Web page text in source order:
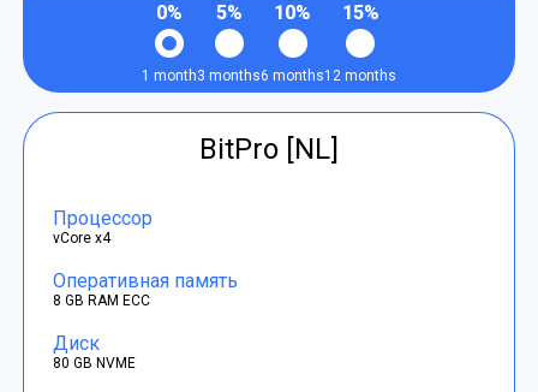
0%
1 month
5%
3 months
10%
6 months
15%
12 months
BitPro [NL]
Процессор
vCore x4
Оперативная память
8 GB RAM ECC
Диск
80 GB NVME